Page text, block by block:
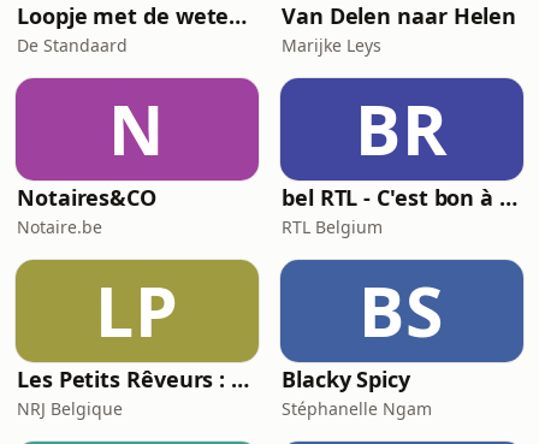
Loopje met de wetenschap
De Standaard
Van Delen naar Helen
Marijke Leys
N
Notaires&CO
Notaire.be
BR
bel RTL - C'est bon à savoir
RTL Belgium
LP
Les Petits Rêveurs : histoires et aventures pour enfants
NRJ Belgique
BS
Blacky Spicy
Stéphanelle Ngam